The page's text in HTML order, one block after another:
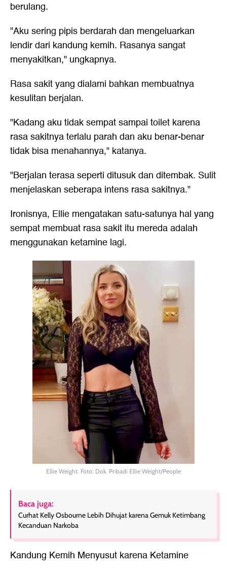
berulang.
"Aku sering pipis berdarah dan mengeluarkan
lendir dari kandung kemih. Rasanya sangat
menyakitkan," ungkapnya.
Rasa sakit yang dialami bahkan membuatnya
kesulitan berjalan.
"Kadang aku tidak sempat sampai toilet karena
rasa sakitnya terlalu parah dan aku benar-benar
tidak bisa menahannya," katanya.
"Berjalan terasa seperti ditusuk dan ditembak. Sulit
menjelaskan seberapa intens rasa sakitnya."
Ironisnya, Ellie mengatakan satu-satunya hal yang
sempat membuat rasa sakit itu mereda adalah
menggunakan ketamine lagi.
Ellie Weight. Foto: Dok. Pribadi Ellie Weight/People
Baca juga:
Curhat Kelly Osbourne Lebih Dihujat karena Gemuk Ketimbang
Kecanduan Narkoba
Kandung Kemih Menyusut karena Ketamine